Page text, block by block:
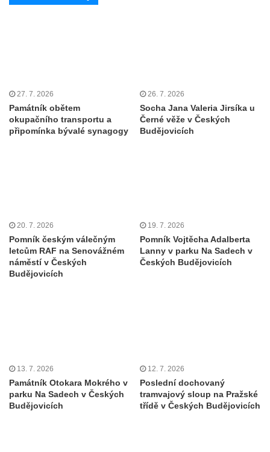
Kenotaf Emila Posselta na hřbitově v
Teplicích nad Metují
Kenotaf Franze Ruseho na hřbitově v
Teplicích nad Metují
Benešově nad Ploučnicí
Kenotaf Augusta Michela na hřbitově v
Benešově nad Ploučnicí
Benešově nad Ploučnicí
Hrob Christodoulona Panayiotise na
hřbitově v Benešově nad Ploučnicí
27. 7. 2026
Památník obětem
okupačního transportu a
připomínka bývalé synagogy
26. 7. 2026
Socha Jana Valeria Jirsíka u
Černé věže v Českých
Budějovicích
20. 7. 2026
Pomník českým válečným
letcům RAF na Senovážném
náměstí v Českých
Budějovicích
19. 7. 2026
Pomník Vojtěcha Adalberta
Lanny v parku Na Sadech v
Českých Budějovicích
13. 7. 2026
Památník Otokara Mokrého v
parku Na Sadech v Českých
Budějovicích
12. 7. 2026
Poslední dochovaný
tramvajový sloup na Pražské
třídě v Českých Budějovicích